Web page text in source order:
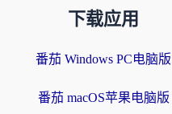
下载应用
番茄 Windows PC电脑版
番茄 macOS苹果电脑版